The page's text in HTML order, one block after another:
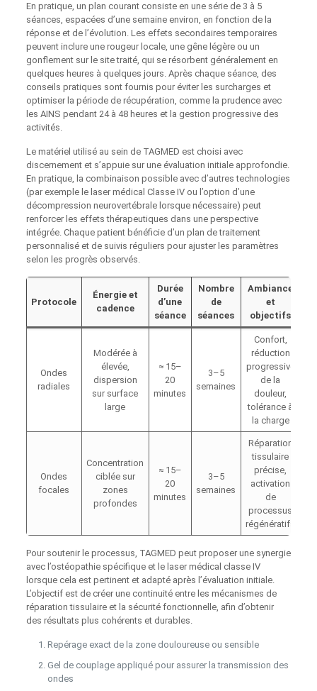
En pratique, un plan courant consiste en une série de 3 à 5
séances, espacées d’une semaine environ, en fonction de la
réponse et de l’évolution. Les effets secondaires temporaires
peuvent inclure une rougeur locale, une gêne légère ou un
gonflement sur le site traité, qui se résorbent généralement en
quelques heures à quelques jours. Après chaque séance, des
conseils pratiques sont fournis pour éviter les surcharges et
optimiser la période de récupération, comme la prudence avec
les AINS pendant 24 à 48 heures et la gestion progressive des
activités.
Le matériel utilisé au sein de TAGMED est choisi avec
discernement et s’appuie sur une évaluation initiale approfondie.
En pratique, la combinaison possible avec d’autres technologies
(par exemple le laser médical Classe IV ou l’option d’une
décompression neurovertébrale lorsque nécessaire) peut
renforcer les effets thérapeutiques dans une perspective
intégrée. Chaque patient bénéficie d’un plan de traitement
personnalisé et de suivis réguliers pour ajuster les paramètres
selon les progrès observés.
Protocole
Énergie et
cadence
Durée
d’une
séance
Nombre
de
séances
Ambiance
et
objectifs
Ondes
radiales
Modérée à
élevée,
dispersion
sur surface
large
≈ 15–
20
minutes
3–5
semaines
Confort,
réduction
progressive
de la
douleur,
tolérance à
la charge
Ondes
focales
Concentration
ciblée sur
zones
profondes
≈ 15–
20
minutes
3–5
semaines
Réparation
tissulaire
précise,
activation
de
processus
régénératifs
Pour soutenir le processus, TAGMED peut proposer une synergie
avec l’ostéopathie spécifique et le laser médical classe IV
lorsque cela est pertinent et adapté après l’évaluation initiale.
L’objectif est de créer une continuité entre les mécanismes de
réparation tissulaire et la sécurité fonctionnelle, afin d’obtenir
des résultats plus cohérents et durables.
Repérage exact de la zone douloureuse ou sensible
Gel de couplage appliqué pour assurer la transmission des
ondes